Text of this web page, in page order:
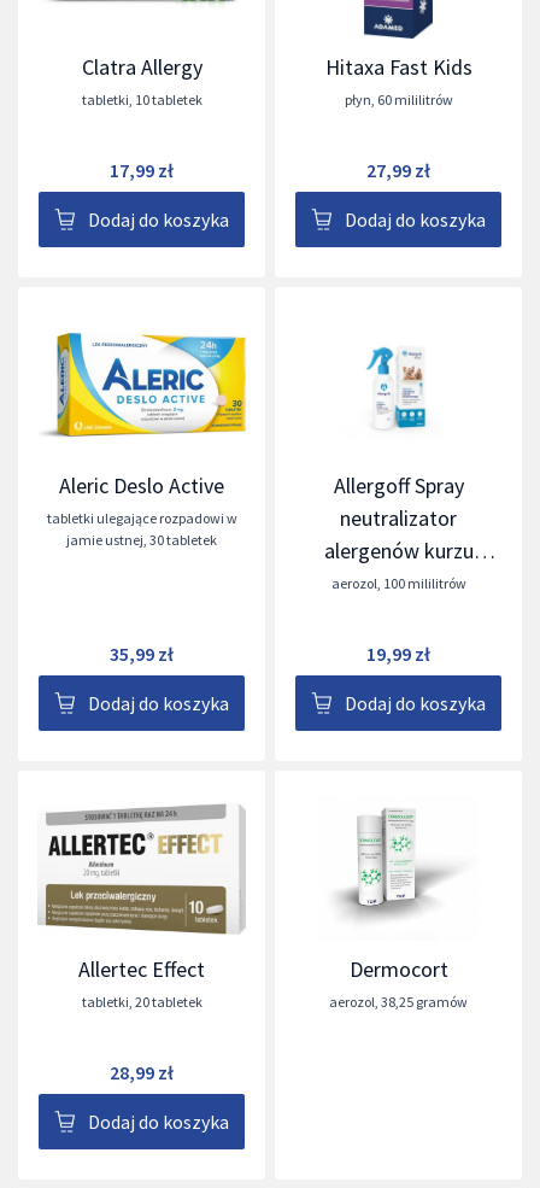
Clatra Allergy
tabletki 10 tabletek
17,99 zł
Dodaj do koszyka
Hitaxa Fast Kids
płyn 60 mililitrów
27,99 zł
Dodaj do koszyka
Aleric Deslo Active
tabletki ulegające rozpadowi w
jamie ustnej 30 tabletek
35,99 zł
Dodaj do koszyka
Allergoff Spray
neutralizator
alergenów kurzu
domowego
aerozol 100 mililitrów
19,99 zł
Dodaj do koszyka
Allertec Effect
tabletki 20 tabletek
28,99 zł
Dodaj do koszyka
Dermocort
aerozol 38,25 gramów